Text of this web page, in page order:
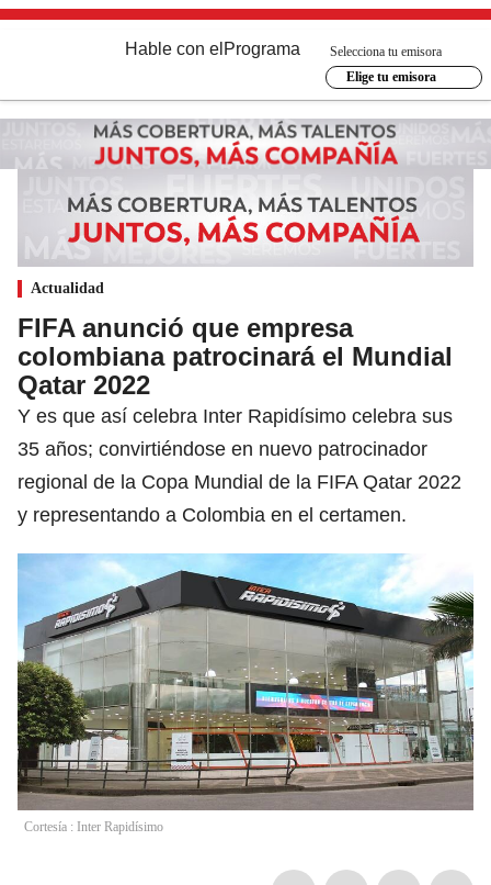
Hable con el Programa
Selecciona tu emisora
Elige tu emisora
Actualidad
FIFA anunció que empresa
colombiana patrocinará el Mundial
Qatar 2022
Y es que así celebra Inter Rapidísimo celebra sus
35 años; convirtiéndose en nuevo patrocinador
regional de la Copa Mundial de la FIFA Qatar 2022
y representando a Colombia en el certamen.
Cortesía : Inter Rapidísimo